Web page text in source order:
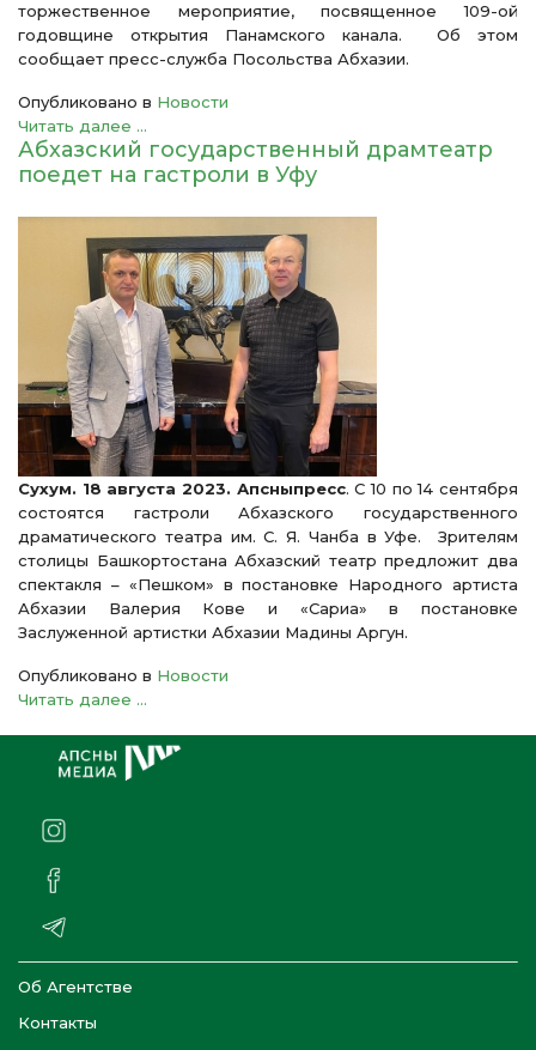
торжественное мероприятие, посвященное 109-ой
годовщине открытия Панамского канала. Об этом
сообщает пресс-служба Посольства Абхазии.
Опубликовано в Новости
Читать далее ...
Абхазский государственный драмтеатр
поедет на гастроли в Уфу
Сухум. 18 августа 2023. Апсныпресс. С 10 по 14 сентября
состоятся гастроли Абхазского государственного
драматического театра им. С. Я. Чанба в Уфе. Зрителям
столицы Башкортостана Абхазский театр предложит два
спектакля – «Пешком» в постановке Народного артиста
Абхазии Валерия Кове и «Сариа» в постановке
Заслуженной артистки Абхазии Мадины Аргун.
Опубликовано в Новости
Читать далее ...
Об Агентстве
Контакты